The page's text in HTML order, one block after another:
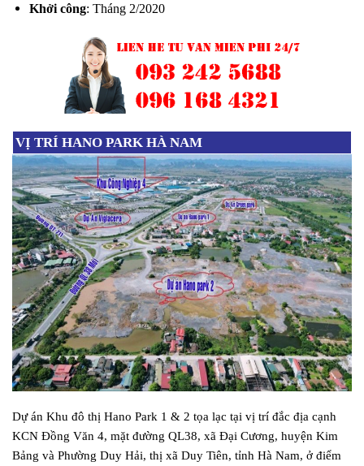
Khởi công: Tháng 2/2020
VỊ TRÍ HANO PARK HÀ NAM
Dự án Khu đô thị Hano Park 1 & 2 tọa lạc tại vị trí đắc địa cạnh
KCN Đồng Văn 4, mặt đường QL38, xã Đại Cương, huyện Kim
Bảng và Phường Duy Hải, thị xã Duy Tiên, tỉnh Hà Nam, ở điểm